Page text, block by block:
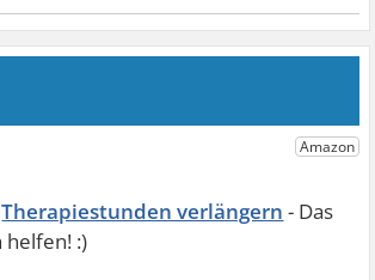
Therapiestunden verlängern